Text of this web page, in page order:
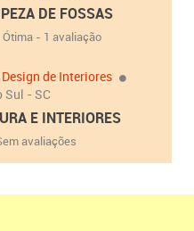
DE FOSSAS
Ótima - 1 avaliação
Design de Interiores
Sul - SC
E INTERIORES
avaliações